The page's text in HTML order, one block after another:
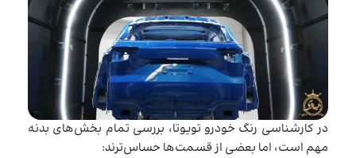
در کارشناسی رنگ خودرو تویوتا، بررسی تمام بخش‌های بدنه
مهم است، اما بعضی از قسمت‌ها حساس‌ترند: